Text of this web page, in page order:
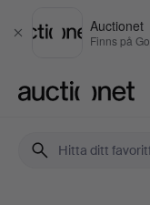
Stäng
Auctionet
Finns på